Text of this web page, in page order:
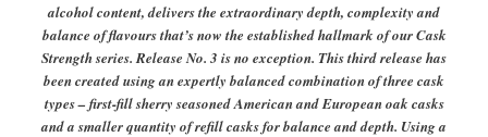
alcohol content, delivers the extraordinary depth, complexity and
balance of flavours that’s now the established hallmark of our Cask
Strength series. Release No. 3 is no exception. This third release has
been created using an expertly balanced combination of three cask
types – first-fill sherry seasoned American and European oak casks
and a smaller quantity of refill casks for balance and depth. Using a